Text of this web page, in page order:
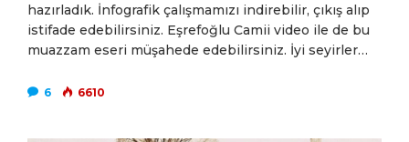
hazırladık. İnfografik çalışmamızı indirebilir, çıkış alıp
istifade edebilirsiniz. Eşrefoğlu Camii video ile de bu
muazzam eseri müşahede edebilirsiniz. İyi seyirler…
6 6610